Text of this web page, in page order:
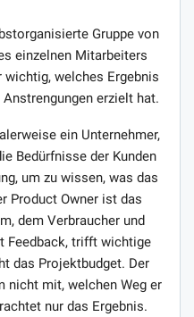
Gruppe von
einzelnen Mitarbeiters
welches Ergebnis
erzielt hat.
ein Unternehmer,
Bedürfnisse der Kunden
um zu wissen, was das
Product Owner ist das
dem Verbraucher und
Feedback, trifft wichtige
das Projektbudget. Der
nicht mit, welchen Weg er
nur das Ergebnis.